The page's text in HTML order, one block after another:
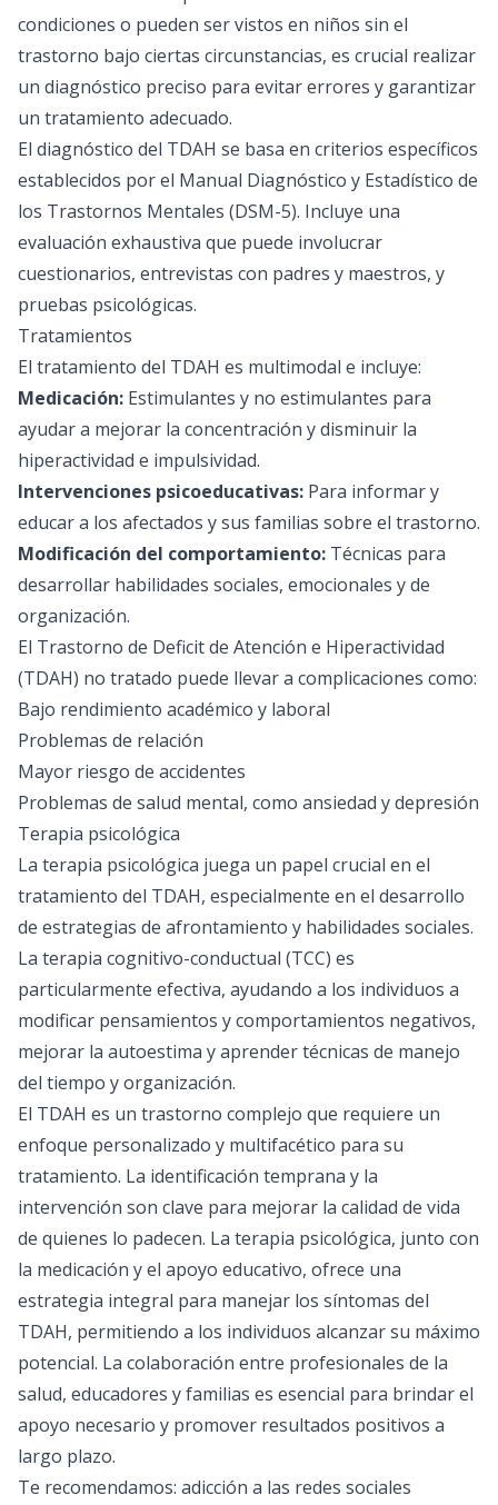
condiciones o pueden ser vistos en niños sin el
trastorno bajo ciertas circunstancias, es crucial realizar
un diagnóstico preciso para evitar errores y garantizar
un tratamiento adecuado.
El diagnóstico del TDAH se basa en criterios específicos
establecidos por el Manual Diagnóstico y Estadístico de
los Trastornos Mentales (DSM-5). Incluye una
evaluación exhaustiva que puede involucrar
cuestionarios, entrevistas con padres y maestros, y
pruebas psicológicas.
Tratamientos
El tratamiento del TDAH es multimodal e incluye:
Medicación: Estimulantes y no estimulantes para
ayudar a mejorar la concentración y disminuir la
hiperactividad e impulsividad.
Intervenciones psicoeducativas: Para informar y
educar a los afectados y sus familias sobre el trastorno.
Modificación del comportamiento: Técnicas para
desarrollar habilidades sociales, emocionales y de
organización.
El Trastorno de Deficit de Atención e Hiperactividad
(TDAH) no tratado puede llevar a complicaciones como:
Bajo rendimiento académico y laboral
Problemas de relación
Mayor riesgo de accidentes
Problemas de salud mental, como ansiedad y depresión
Terapia psicológica
La terapia psicológica juega un papel crucial en el
tratamiento del TDAH, especialmente en el desarrollo
de estrategias de afrontamiento y habilidades sociales.
La terapia cognitivo-conductual (TCC) es
particularmente efectiva, ayudando a los individuos a
modificar pensamientos y comportamientos negativos,
mejorar la autoestima y aprender técnicas de manejo
del tiempo y organización.
El TDAH es un trastorno complejo que requiere un
enfoque personalizado y multifacético para su
tratamiento. La identificación temprana y la
intervención son clave para mejorar la calidad de vida
de quienes lo padecen. La terapia psicológica, junto con
la medicación y el apoyo educativo, ofrece una
estrategia integral para manejar los síntomas del
TDAH, permitiendo a los individuos alcanzar su máximo
potencial. La colaboración entre profesionales de la
salud, educadores y familias es esencial para brindar el
apoyo necesario y promover resultados positivos a
largo plazo.
Te recomendamos: adicción a las redes sociales